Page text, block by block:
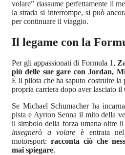
volare” riassume perfettamente il
la strada si interrompe, si può
per continuare il viaggio.
Il legame con la
Per gli appassionati di Formula 1,
più delle sue gare con Jordan,
È il pilota che ha saputo costruire la
propria carriera dopo aver lasciato il
Se Michael Schumacher ha
pista e Ayrton Senna il mito della
il simbolo della forza umana oltre il
insegnerò a volare è entrata
motorsport: racconta ciò che
mai spiegare.